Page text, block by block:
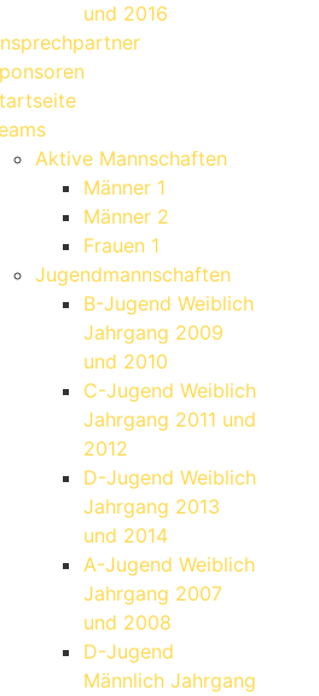
und 2016
Aktive Mannschaften
Männer 1
Männer 2
Frauen 1
Jugendmannschaften
B-Jugend Weiblich
Jahrgang 2009
und 2010
C-Jugend Weiblich
Jahrgang 2011 und
2012
D-Jugend Weiblich
Jahrgang 2013
und 2014
A-Jugend Weiblich
Jahrgang 2007
und 2008
D-Jugend
Männlich Jahrgang